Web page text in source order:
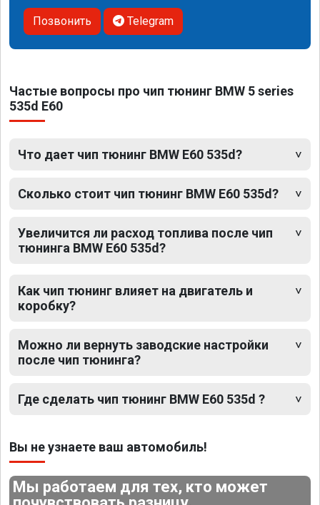
Позвонить Telegram
Частые вопросы про чип тюнинг BMW 5 series
535d E60
Что дает чип тюнинг BMW E60 535d?
Сколько стоит чип тюнинг BMW E60 535d?
Увеличится ли расход топлива после чип
тюнинга BMW E60 535d?
Как чип тюнинг влияет на двигатель и
коробку?
Можно ли вернуть заводские настройки
после чип тюнинга?
Где сделать чип тюнинг BMW E60 535d ?
Вы не узнаете ваш автомобиль!
Мы работаем для тех, кто может